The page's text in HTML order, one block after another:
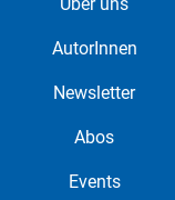
AutorInnen
Newsletter
Abos
Events